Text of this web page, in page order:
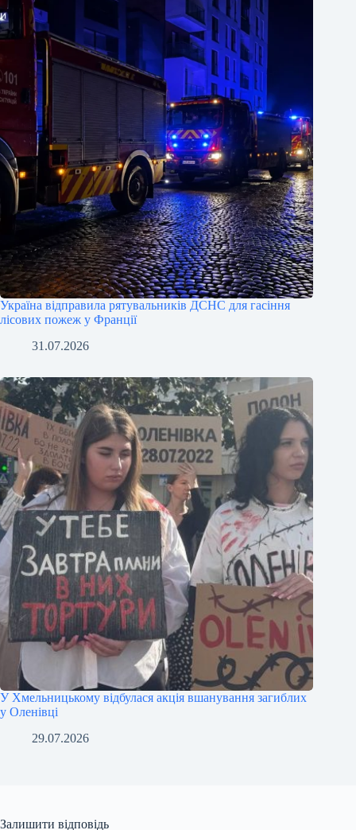
Україна відправила рятувальників ДСНС для гасіння
лісових пожеж у Франції
31.07.2026
У Хмельницькому відбулася акція вшанування загиблих
у Оленівці
29.07.2026
Залишити відповідь